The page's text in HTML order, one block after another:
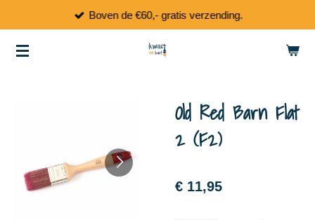
naar
Boven de €60,- gratis verzending.
Old Red Barn Flat
2 (F2)
€ 11,95